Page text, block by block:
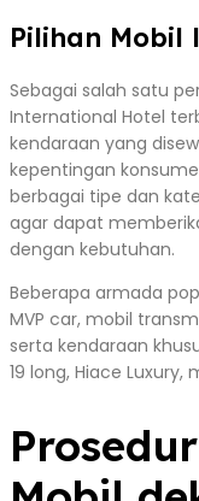
Pilihan Mobil
Sebagai salah satu
International Hotel
kendaraan yang
kepentingan
berbagai tipe dan
agar dapat
dengan kebutuhan.
Beberapa armada
MVP car, mobil
serta kendaraan
19 long, Hiace